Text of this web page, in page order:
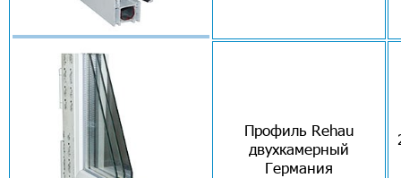
Профиль Rehau
двухкамерный
Германия